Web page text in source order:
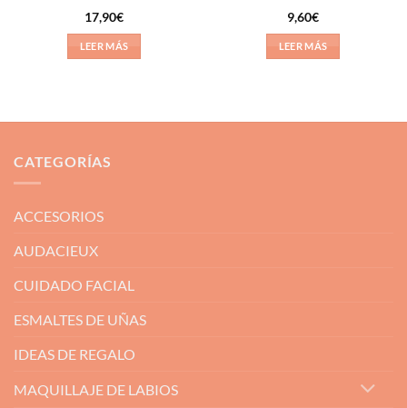
17,90€
LEER MÁS
9,60€
LEER MÁS
CATEGORÍAS
ACCESORIOS
AUDACIEUX
CUIDADO FACIAL
ESMALTES DE UÑAS
IDEAS DE REGALO
MAQUILLAJE DE LABIOS